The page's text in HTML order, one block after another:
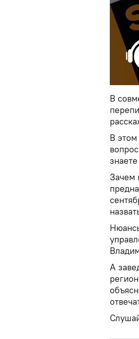
В
В этом
Зачем
А